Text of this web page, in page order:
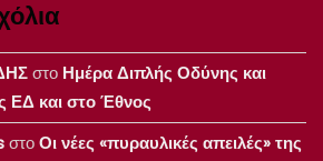
στο Ημέρα Διπλής Οδύνης και
ΕΔ και στο Έθνος
στοΟι νέες «πυραυλικές απειλές» της